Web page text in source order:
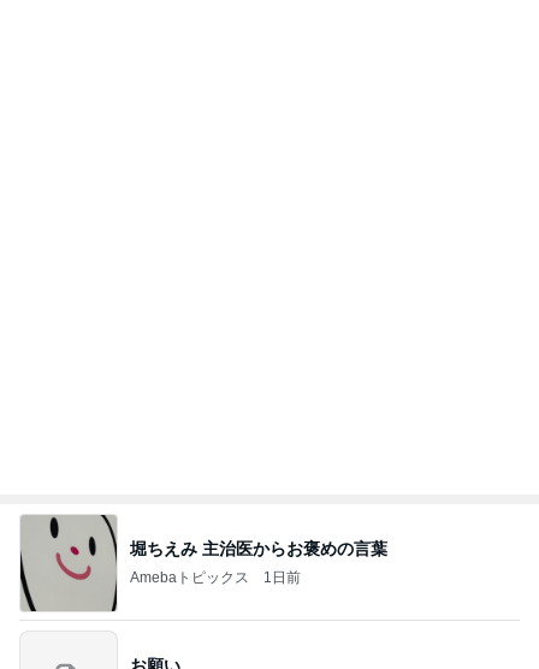
リベイクでさらにもちもちになるパン